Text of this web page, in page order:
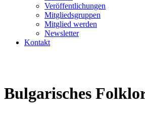
Veröffentlichungen
Mitgliedsgruppen
Mitglied werden
Newsletter
Kontakt
Bulgarisches